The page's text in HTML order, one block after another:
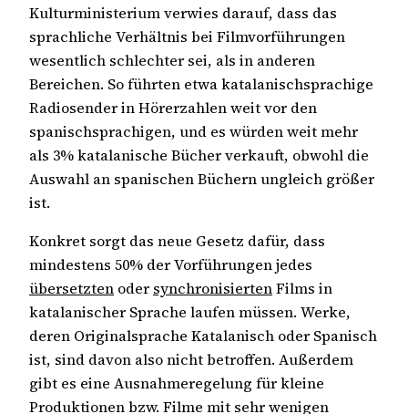
Kulturministerium verwies darauf, dass das
sprachliche Verhältnis bei Filmvorführungen
wesentlich schlechter sei, als in anderen
Bereichen. So führten etwa katalanischsprachige
Radiosender in Hörerzahlen weit vor den
spanischsprachigen, und es würden weit mehr
als 3% katalanische Bücher verkauft, obwohl die
Auswahl an spanischen Büchern ungleich größer
ist.
Konkret sorgt das neue Gesetz dafür, dass
mindestens 50% der Vorführungen jedes
übersetzten oder synchronisiertenFilms in
katalanischer Sprache laufen müssen. Werke,
deren Originalsprache Katalanisch oder Spanisch
ist, sind davon also nicht betroffen. Außerdem
gibt es eine Ausnahmeregelung für kleine
Produktionen bzw. Filme mit sehr wenigen